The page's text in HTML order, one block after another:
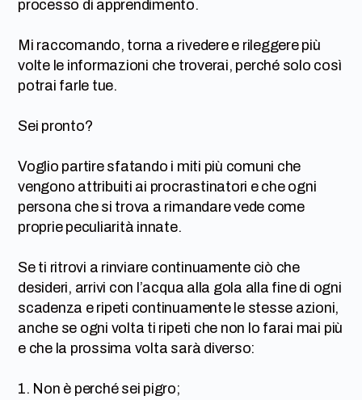
processo di apprendimento.
Mi raccomando, torna a rivedere e rileggere più
volte le informazioni che troverai, perché solo così
potrai farle tue.
Sei pronto?
Voglio partire sfatando i miti più comuni che
vengono attribuiti ai procrastinatori e che ogni
persona che si trova a rimandare vede come
proprie peculiarità innate.
Se ti ritrovi a rinviare continuamente ciò che
desideri, arrivi con l’acqua alla gola alla fine di ogni
scadenza e ripeti continuamente le stesse azioni,
anche se ogni volta ti ripeti che non lo farai mai più
e che la prossima volta sarà diverso:
1. Non è perché sei pigro;